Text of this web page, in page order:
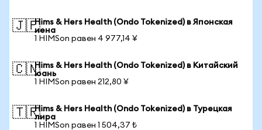
🇯🇵Hims & Hers Health (Ondo Tokenized) в Японская
иена
1 HIMSon равен 4 977,14 ¥
🇨🇳Hims & Hers Health (Ondo Tokenized) в Китайский
юань
1 HIMSon равен 212,80 ¥
🇹🇷Hims & Hers Health (Ondo Tokenized) в Турецкая
лира
1 HIMSon равен 1 504,37 ₺